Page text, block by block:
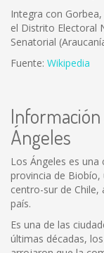
Integra con
el Distrito Electoral
Senatorial
Fuente: Wikipedia
Ángeles
Los Ángeles es una
provincia de Biobío,
centro-sur de Chile,
país.
Es una de las
últimas décadas,